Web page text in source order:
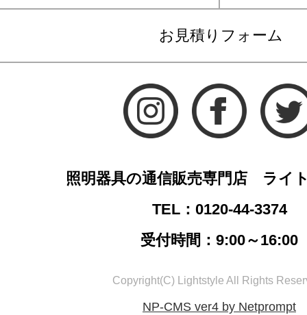
お見積りフォーム
照明器具の通信販売専門店 ライ
TEL：0120-44-3374
受付時間：9:00～16:00
Copyright(C) Lightstyle All Rights
NP-CMS ver4 by Netprompt